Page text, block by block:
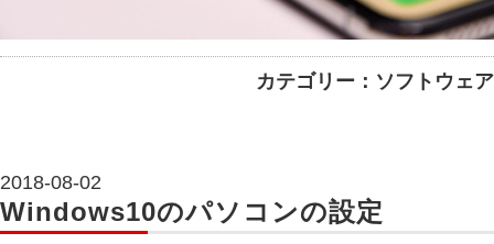
カテゴリー：ソフトウェア
2018-08-02
Windows10のパソコンの設定